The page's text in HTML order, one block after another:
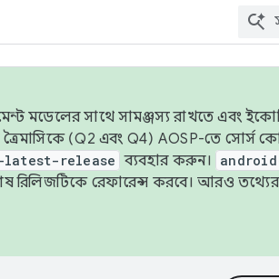
মডেলের সাথে সামঞ্জস্য রাখতে এবং
ত্রৈমাসিকে (Q2 এবং Q4) AOSP-তে সোর্স
latest-release ব্যবহার করুন।
রিলিজটিকে রেফারেন্স করবে। আরও